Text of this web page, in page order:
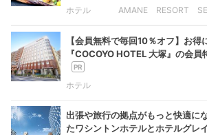
ホテル AMANE RESORT
【会員無料で毎回10％オフ】お得
『COCOYO HOTEL 大塚』の会
ス活用ガイド
ホテル
出張や旅行の拠点がもっと快適に
たワシントンホテルとホテルグレ